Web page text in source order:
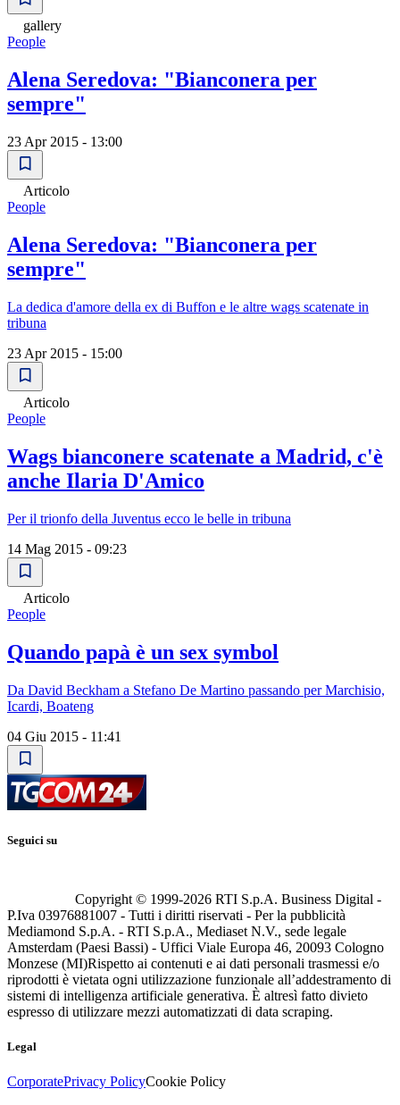
gallery
People
Alena Seredova: "Bianconera per
sempre"
23 Apr 2015 - 13:00
Articolo
People
Alena Seredova: "Bianconera per
sempre"
La dedica d'amore della ex di Buffon e le altre wags scatenate in
tribuna
23 Apr 2015 - 15:00
Articolo
People
Wags bianconere scatenate a Madrid, c'è
anche Ilaria D'Amico
Per il trionfo della Juventus ecco le belle in tribuna
14 Mag 2015 - 09:23
Articolo
People
Quando papà è un sex symbol
Da David Beckham a Stefano De Martino passando per Marchisio,
Icardi, Boateng
04 Giu 2015 - 11:41
Seguici su
Copyright © 1999-2026 RTI S.p.A. Business Digital -
P.Iva 03976881007 - Tutti i diritti riservati - Per la pubblicità
Mediamond S.p.A. - RTI S.p.A., Mediaset N.V., sede legale
Amsterdam (Paesi Bassi) - Uffici Viale Europa 46, 20093 Cologno
Monzese (MI)Rispetto ai contenuti e ai dati personali trasmessi e/o
riprodotti è vietata ogni utilizzazione funzionale all’addestramento di
sistemi di intelligenza artificiale generativa. È altresì fatto divieto
espresso di utilizzare mezzi automatizzati di data scraping.
Legal
CorporatePrivacy PolicyCookie Policy